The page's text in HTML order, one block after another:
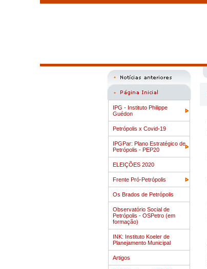
IPG - Instituto Philippe
Guédon
Petrópolis x Covid-19
IPGPar: Plano Estratégico de
Petrópolis - PEP20
ELEIÇÕES 2020
Frente Pró-Petrópolis
Os Brados de Petrópolis
Observatório Social de
Petrópolis - OSPetro (em
formação)
INK: Instituto Koeler de
Planejamento Municipal
Artigos